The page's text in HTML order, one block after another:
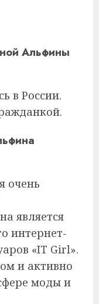
Альфины
в России.
очень
является
интернет-
«IT Girl».
и активно
моды и